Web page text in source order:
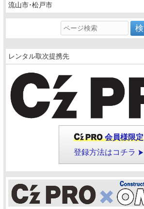
流山市･松戸市
レンタル取次提携先
会員様限定
登録方法はコチラ